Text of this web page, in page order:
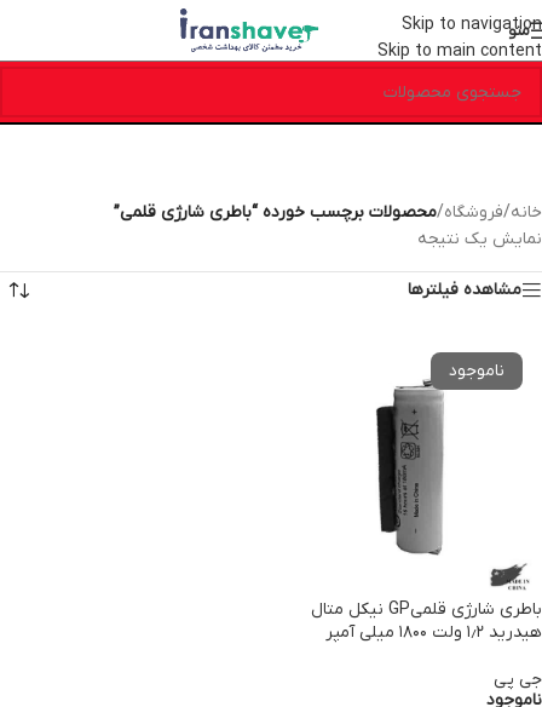
Skip to navigation
Skip to main content
منو
خانه/فروشگاه/محصولات برچسب خورده “باطری شارژی قلمی”
نمایش یک نتیجه
مشاهده فیلترها
باطری شارژی قلمیGP نیکل متال
هیدرید ۱٫۲ ولت ۱۸۰۰ میلی آمپر
جی پی
ناموجود